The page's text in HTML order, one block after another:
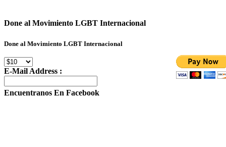
Done al Movimiento LGBT Internacional
Done al Movimiento LGBT Internacional
E-Mail Address :
Encuentranos En Facebook